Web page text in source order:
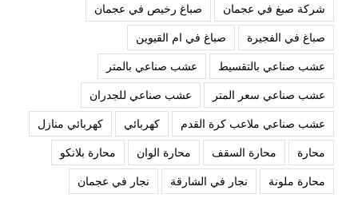
شركة صبغ في عجمان
صباغ رخيص في عجمان
صباغ في الفجيرة
صباغ في ام القيوين
عشب صناعي بالتقسيط
عشب صناعي بالمتر
عشب صناعي سعر المتر
عشب صناعي للجدران
عشب صناعي ملاعب كرة القدم
كهربائي
كهربائي منازل
محارة
محارة السقف محارة الوان
محارة بلانكو
محارة ملونة
نجار في الشارقة نجار في عجمان